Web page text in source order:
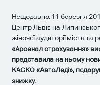
Нещодавно, 11 березня
Центр Львів на
жіночої аудиторії міста та
«Арсенал страхування»
представила на ньому
КАСКО «АвтоЛеді»,
знижку.